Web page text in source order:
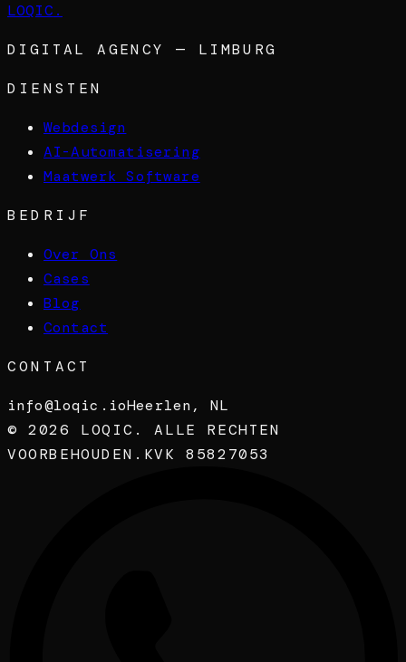
LOQIC .
DIGITAL AGENCY — LIMBURG
DIENSTEN
Webdesign
AI-Automatisering
Maatwerk Software
BEDRIJF
Over Ons
Cases
Blog
Contact
CONTACT
info@loqic.ioHeerlen, NL
©2026
LOQIC. ALLE RECHTEN
VOORBEHOUDEN. KVK 85827053